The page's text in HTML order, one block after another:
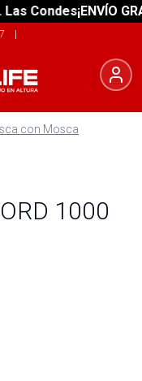
Condes¡ENVÍO
|
con Mosca
1000